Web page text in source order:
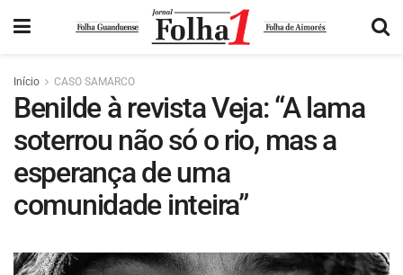
Início CASO SAMARCO
Benilde à revista Veja: “A lama
soterrou não só o rio, mas a
esperança de uma
comunidade inteira”